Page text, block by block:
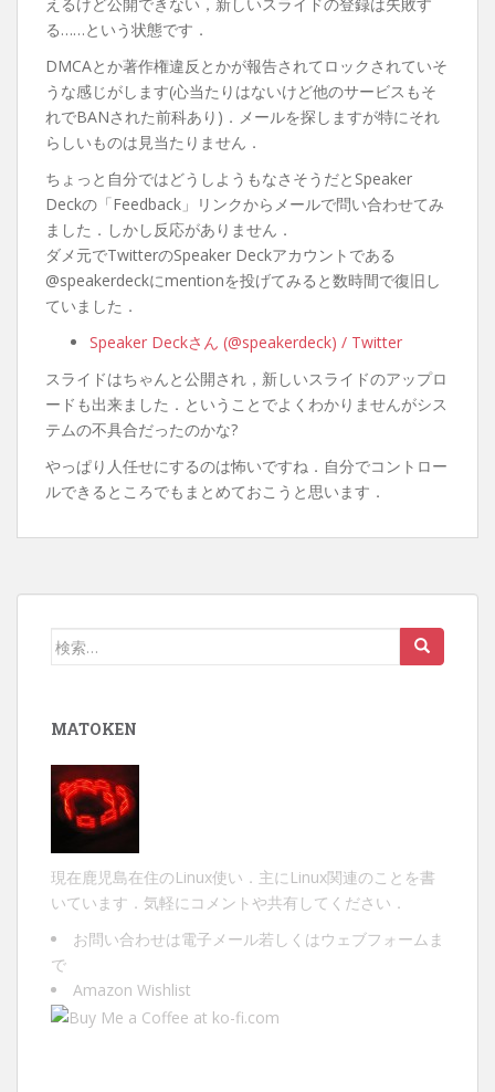
る……という状態です．
DMCAとか著作権違反とかが報告されてロックされていそ
うな感じがします(心当たりはないけど他のサービスもそ
れでBANされた前科あり)．メールを探しますが特にそれ
らしいものは見当たりません．
ちょっと自分ではどうしようもなさそうだとSpeaker
Deckの「Feedback」リンクからメールで問い合わせてみ
ました．しかし反応がありません．
ダメ元でTwitterのSpeaker Deckアカウントである
@speakerdeckにmentionを投げてみると数時間で復旧し
ていました．
Speaker Deckさん (@speakerdeck) / Twitter
スライドはちゃんと公開され，新しいスライドのアップロ
ードも出来ました．ということでよくわかりませんがシス
テムの不具合だったのかな?
やっぱり人任せにするのは怖いですね．自分でコントロー
ルできるところでもまとめておこうと思います．
検
MATOKEN
現在鹿児島在住のLinux使い．主にLinux関連のことを書
いています．気軽にコメントや共有してください．
お問い合わせは電子メール若しくは ウェブフォーム ま
で
Amazon Wishlist